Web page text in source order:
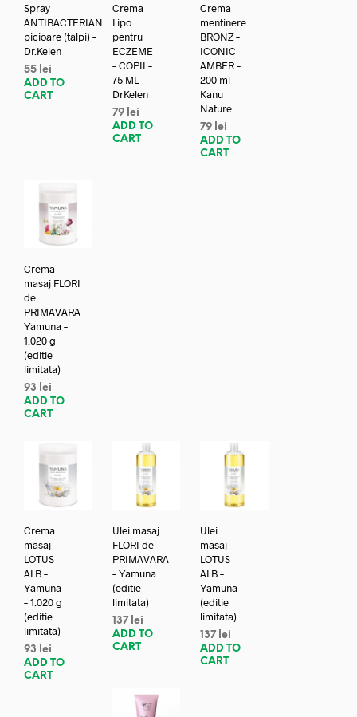
Spray
ANTIBACTERIAN
picioare (talpi) –
Dr.Kelen
55 lei
ADD TO
CART
Crema
Lipo
pentru
ECZEME
– COPII –
75 ML –
DrKelen
79 lei
ADD TO
CART
Crema
mentinere
BRONZ –
ICONIC
AMBER –
200 ml –
Kanu
Nature
79 lei
ADD TO
CART
Crema
masaj FLORI
de
PRIMAVARA-
Yamuna –
1.020 g
(editie
limitata)
93
lei
ADD TO
CART
Crema
masaj
LOTUS
ALB –
Yamuna
– 1.020 g
(editie
limitata)
93
lei
ADD TO
CART
Ulei masaj
FLORI de
PRIMAVARA
– Yamuna
(editie
limitata)
137 lei
ADD TO
CART
Ulei
masaj
LOTUS
ALB –
Yamuna
(editie
limitata)
137 lei
ADD TO
CART